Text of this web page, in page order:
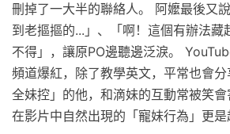
刪掉了一大半的聯絡人。 阿嬤最後又
到老摳摳的...」、「啊！這個有辦法藏
不得」，讓原PO邊聽邊泛淚。
頻道爆紅，除了教學英文，平常也會
全妹控」的他，和滴妹的互動常被笑
在影片中自然出現的「寵妹行為」更是